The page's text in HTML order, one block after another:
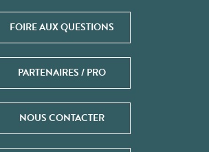
FOIRE AUX QUESTIONS
PARTENAIRES / PRO
NOUS CONTACTER